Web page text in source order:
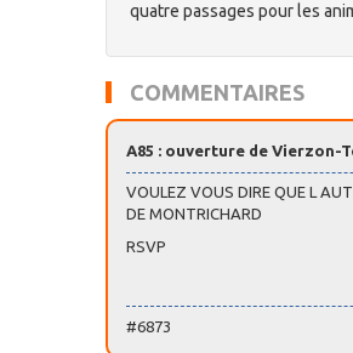
quatre passages pour les
COMMENTAIRES
A85 : ouverture de Vierzon-
VOULEZ VOUS DIRE QUE L
DE MONTRICHARD
RSVP
#6873